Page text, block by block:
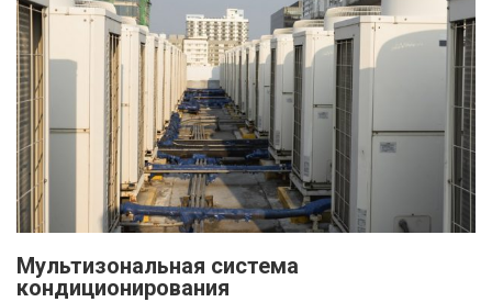
Мультизональная система
кондиционирования